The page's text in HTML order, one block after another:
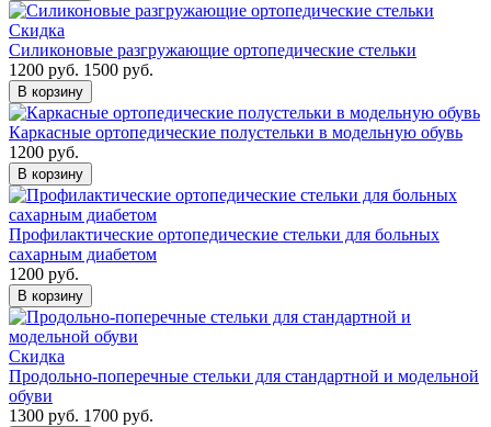
Скидка
Силиконовые разгружающие ортопедические стельки
1200 руб. 1500 руб.
В корзину
Каркасные ортопедические полустельки в модельную обувь
1200 руб.
В корзину
Профилактические ортопедические стельки для больных
сахарным диабетом
1200 руб.
В корзину
Скидка
Продольно-поперечные стельки для стандартной и модельной
обуви
1300 руб. 1700 руб.